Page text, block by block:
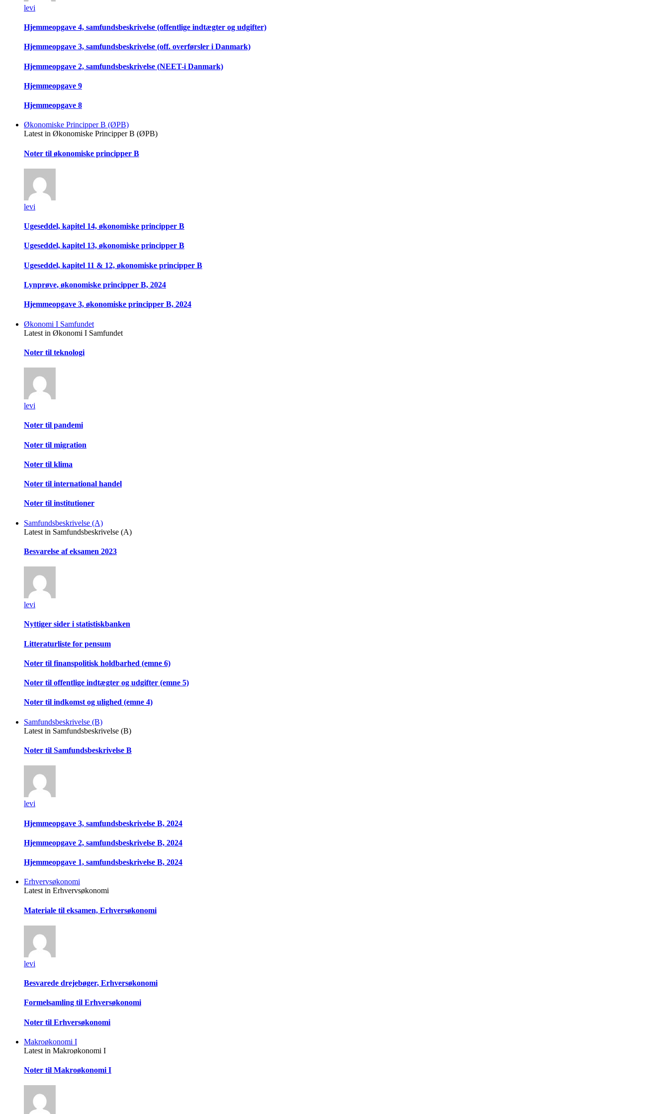
levi
Hjemmeopgave 4, samfundsbeskrivelse (offentlige indtægter og udgifter)
Hjemmeopgave 3, samfundsbeskrivelse (off. overførsler i Danmark)
Hjemmeopgave 2, samfundsbeskrivelse (NEET-i Danmark)
Hjemmeopgave 9
Hjemmeopgave 8
Økonomiske Principper B (ØPB)
Latest in Økonomiske Principper B (ØPB)
Noter til økonomiske principper B
levi
Ugeseddel, kapitel 14, økonomiske principper B
Ugeseddel, kapitel 13, økonomiske principper B
Ugeseddel, kapitel 11 & 12, økonomiske principper B
Lynprøve, økonomiske principper B, 2024
Hjemmeopgave 3, økonomiske principper B, 2024
Økonomi I Samfundet
Latest in Økonomi I Samfundet
Noter til teknologi
levi
Noter til pandemi
Noter til migration
Noter til klima
Noter til international handel
Noter til institutioner
Samfundsbeskrivelse (A)
Latest in Samfundsbeskrivelse (A)
Besvarelse af eksamen 2023
levi
Nyttiger sider i statistiskbanken
Litteraturliste for pensum
Noter til finanspolitisk holdbarhed (emne 6)
Noter til offentlige indtægter og udgifter (emne 5)
Noter til indkomst og ulighed (emne 4)
Samfundsbeskrivelse (B)
Latest in Samfundsbeskrivelse (B)
Noter til Samfundsbeskrivelse B
levi
Hjemmeopgave 3, samfundsbeskrivelse B, 2024
Hjemmeopgave 2, samfundsbeskrivelse B, 2024
Hjemmeopgave 1, samfundsbeskrivelse B, 2024
Erhvervsøkonomi
Latest in Erhvervsøkonomi
Materiale til eksamen, Erhversøkonomi
levi
Besvarede drejebøger, Erhversøkonomi
Formelsamling til Erhversøkonomi
Noter til Erhversøkonomi
Makroøkonomi I
Latest in Makroøkonomi I
Noter til Makroøkonomi I